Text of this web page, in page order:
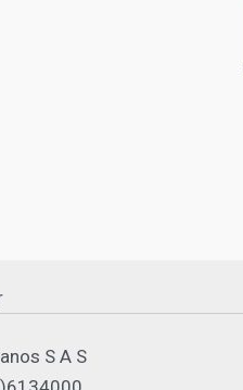
S A S